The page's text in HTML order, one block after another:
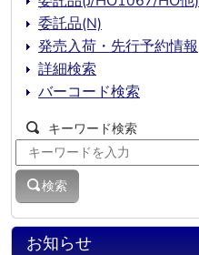
お知らせ
委託品(N)
発売入荷・先行予約情報
詳細検索
バーコード検索
キーワード検索
検索